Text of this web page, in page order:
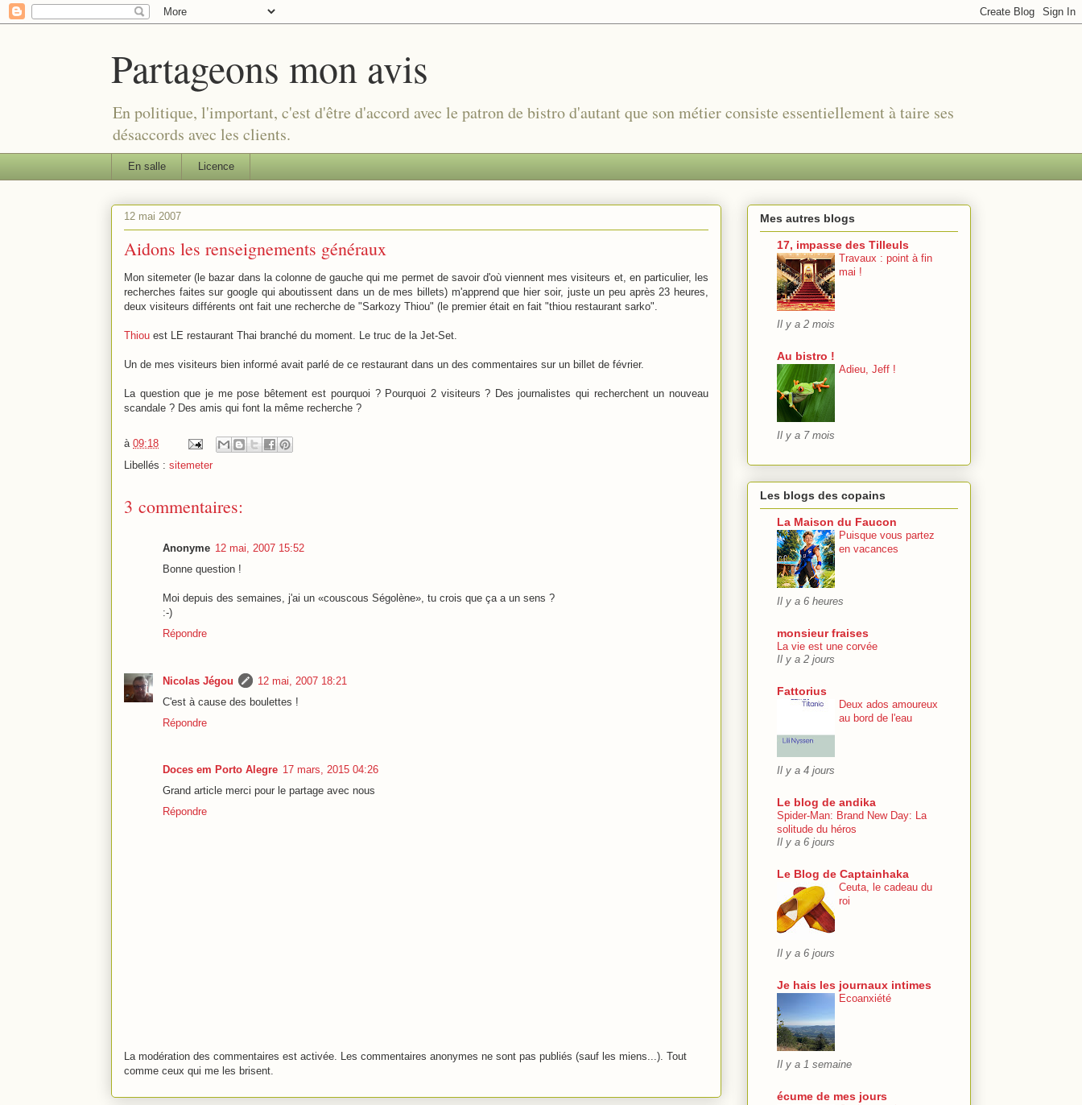
Partageons mon avis
En politique, l'important, c'est d'être d'accord avec le patron de bistro d'autant que son métier consiste essentiellement à taire ses
désaccords avec les clients.
En salle Licence
12 mai 2007
Aidons les renseignements généraux
Mon sitemeter (le bazar dans la colonne de gauche qui me permet de savoir d'où viennent mes visiteurs et, en particulier, les
recherches faites sur google qui aboutissent dans un de mes billets) m'apprend que hier soir, juste un peu après 23 heures,
deux visiteurs différents ont fait une recherche de "Sarkozy Thiou" (le premier était en fait "thiou restaurant sarko".
Thiou est LE restaurant Thai branché du moment. Le truc de la Jet-Set.
Un de mes visiteurs bien informé avait parlé de ce restaurant dans un des commentaires sur un billet de février.
La question que je me pose bêtement est pourquoi ? Pourquoi 2 visiteurs ? Des journalistes qui recherchent un nouveau
scandale ? Des amis qui font la même recherche ?
à 09:18
Libellés : sitemeter
3 commentaires:
Anonyme 12 mai, 2007 15:52
Bonne question !
Moi depuis des semaines, j'ai un «couscous Ségolène», tu crois que ça a un sens ?
:-)
Répondre
Nicolas Jégou
12 mai, 2007 18:21
C'est à cause des boulettes !
Répondre
Doces em Porto Alegre 17 mars, 2015 04:26
Grand article merci pour le partage avec nous
Répondre
La modération des commentaires est activée. Les commentaires anonymes ne sont pas publiés (sauf les miens...). Tout
comme ceux qui me les brisent.
Mes autres blogs
17, impasse des Tilleuls
Travaux : point à fin
mai !
Il y a 2 mois
Au bistro !
Adieu, Jeff !
Il y a 7 mois
Les blogs des copains
La Maison du Faucon
Puisque vous partez
en vacances
Il y a 6 heures
monsieur fraises
La vie est une corvée
Il y a 2 jours
Fattorius
Deux ados amoureux
au bord de l'eau
Il y a 4 jours
Le blog de andika
Spider-Man: Brand New Day: La
solitude du héros
Il y a 6 jours
Le Blog de Captainhaka
Ceuta, le cadeau du
roi
Il y a 6 jours
Je hais les journaux intimes
Ecoanxiété
Il y a 1 semaine
écume de mes jours